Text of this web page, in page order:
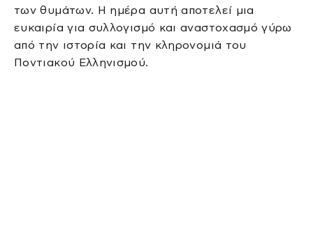
των θυμάτων. Η ημέρα αυτή αποτελεί μια
ευκαιρία για συλλογισμό και αναστοχασμό γύρω
από την ιστορία και την κληρονομιά του
Ποντιακού Ελληνισμού.